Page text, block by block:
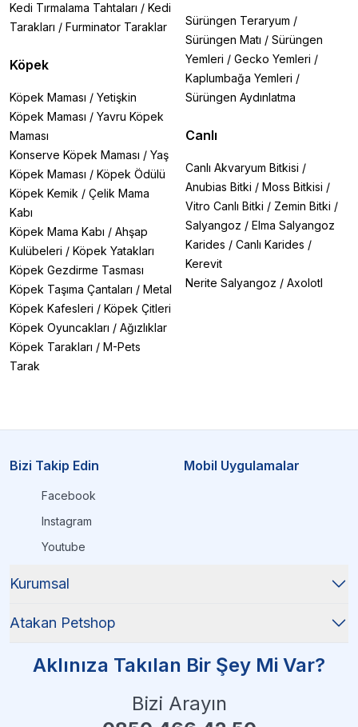
Kedi Tırmalama Tahtaları / Kedi
Tarakları / Furminator Taraklar
Köpek
Köpek Maması / Yetişkin
Köpek Maması / Yavru Köpek
Maması
Konserve Köpek Maması / Yaş
Köpek Maması / Köpek Ödülü
Köpek Kemik / Çelik Mama
Kabı
Köpek Mama Kabı / Ahşap
Kulübeleri / Köpek Yatakları
Köpek Gezdirme Tasması
Köpek Taşıma Çantaları / Metal
Köpek Kafesleri / Köpek Çitleri
Köpek Oyuncakları / Ağızlıklar
Köpek Tarakları / M-Pets
Tarak
Sürüngen Teraryum /
Sürüngen Matı / Sürüngen
Yemleri / Gecko Yemleri /
Kaplumbağa Yemleri /
Sürüngen Aydınlatma
Canlı
Canlı Akvaryum Bitkisi /
Anubias Bitki / Moss Bitkisi /
Vitro Canlı Bitki / Zemin Bitki /
Salyangoz / Elma Salyangoz
Karides / Canlı Karides /
Kerevit
Nerite Salyangoz / Axolotl
Bizi Takip Edin
Facebook
Instagram
Youtube
Mobil Uygulamalar
Kurumsal
Atakan Petshop
Aklınıza Takılan Bir Şey Mi Var?
Bizi Arayın